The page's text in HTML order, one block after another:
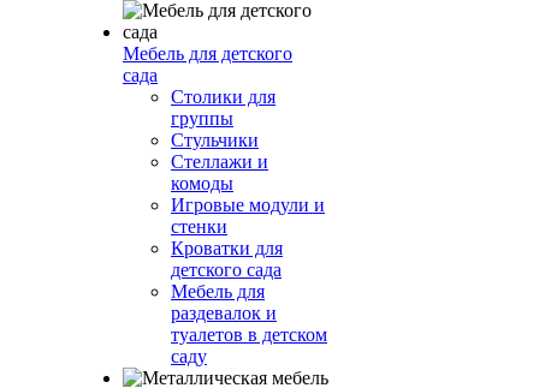
Мебель для детского
сада
Столики для
группы
Стульчики
Стеллажи и
комоды
Игровые модули и
стенки
Кроватки для
детского сада
Мебель для
раздевалок и
туалетов в детском
саду